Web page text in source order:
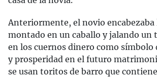
Anteriormente, el novio encabezaba
montado en un caballo y jalando un
en los cuernos dinero como símbolo
y prosperidad en el futuro
se usan toritos de barro que